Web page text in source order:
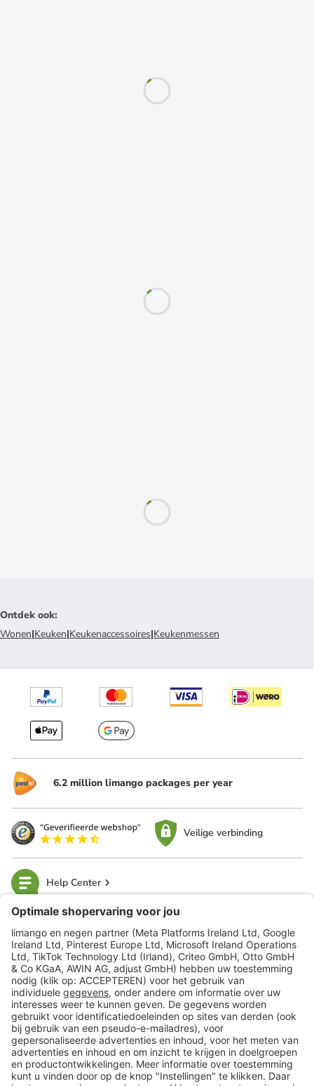
Ontdek ook:
Wonen|Keuken|Keukenaccessoires|Keukenmessen
6.2 million limango packages per year
Veilige verbinding
Help Center
limango
Veilig winkelen
Klantenservice
Shop
Acties